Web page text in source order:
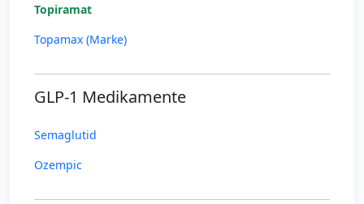
Topiramat
Topamax (Marke)
GLP-1 Medikamente
Semaglutid
Ozempic